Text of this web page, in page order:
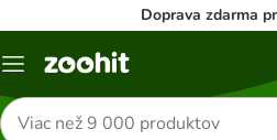
Doprava zdarma
Kategórie
Hľadať
produkty